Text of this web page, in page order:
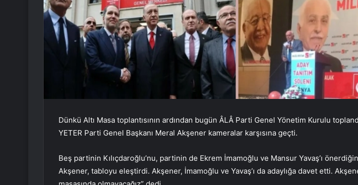
Dünkü Altı Masa toplantısının ardından bugün ÂLÂ Parti Genel Yönetim Kurulu
YETER Parti Genel Başkanı Meral Akşener kameralar karşısına geçti.
Beş partinin Kılıçdaroğlu’nu, partinin de Ekrem İmamoğlu ve Mansur Yavaş’ı
Akşener, tabloyu eleştirdi. Akşener, İmamoğlu ve Yavaş’ı da adaylığa davet etti.